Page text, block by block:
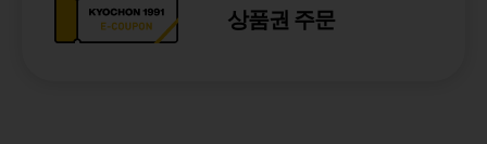
상품권 주문